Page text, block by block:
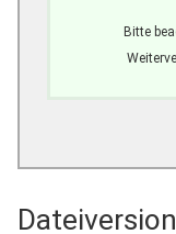
Bitte